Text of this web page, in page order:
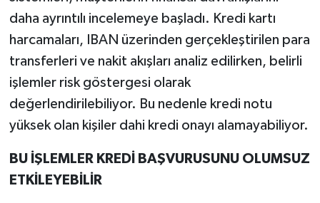
daha ayrıntılı incelemeye başladı. Kredi kartı
harcamaları, IBAN üzerinden gerçekleştirilen para
transferleri ve nakit akışları analiz edilirken, belirli
işlemler risk göstergesi olarak
değerlendirilebiliyor. Bu nedenle kredi notu
yüksek olan kişiler dahi kredi onayı alamayabiliyor.
BU İŞLEMLER KREDİ BAŞVURUSUNU OLUMSUZ
ETKİLEYEBİLİR